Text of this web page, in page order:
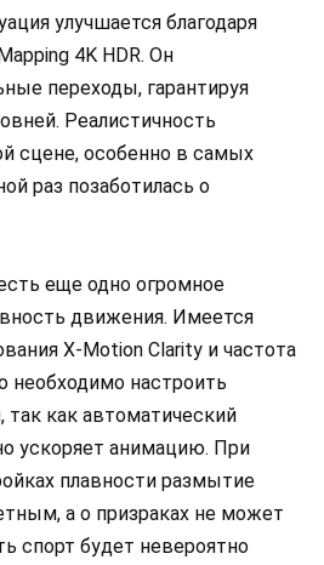
улучшается благодаря
4K HDR. Он
переходы, гарантируя
Реалистичность
сцене, особенно в самых
раз позаботилась о
еще одно огромное
движения. Имеется
X-Motion Clarity и частота
необходимо настроить
как автоматический
ускоряет анимацию. При
плавности размытие
а о призраках не может
спорт будет невероятно